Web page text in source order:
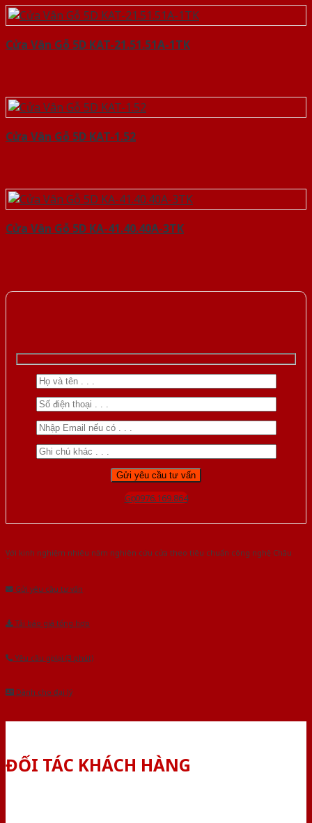
Cửa Vân Gỗ 5D KAT-21.51.51A-1TK
Cửa Vân Gỗ 5D KAT-1.52
Cửa Vân Gỗ 5D KA-41.40.40A-3TK
Gọi 0976.169.864
Với kinh nghiệm nhiêu năm nghiên cứu cửa theo tiêu chuẩn công nghệ Châu
Gửi yêu cầu tư vấn
Tải báo giá tổng hợp
Yêu cầu gọi lại (3 phút)
Dành cho đại lý
ĐỐI TÁC KHÁCH HÀNG